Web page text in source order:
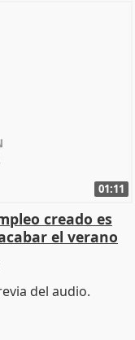
01:11
creado es
el verano